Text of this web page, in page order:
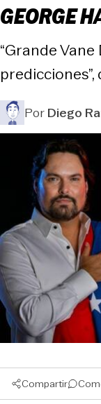
GEORGE
“Grande
PorDiego
Compartir